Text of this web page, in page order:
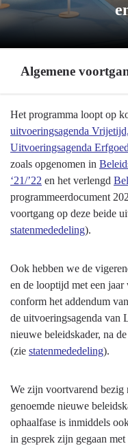
Algemene
Terug
naar
navigatie
Programma
Vrijetijd,
Cultuur,
Erfgoed
Algemene
voortgang
van
Het programma loopt op
uitvoeringsagenda
Uitvoeringsagenda Erfgoed
zoals opgenomen in
‘21/’22 en het verlengd
programmeerdocument
voortgang op deze beide
statenmededeling).
Ook hebben we de
en de looptijd met een
conform het addendum
de uitvoeringsagenda van
nieuwe beleidskader, na
(zie statenmededeling).
We zijn voortvarend bezig
genoemde nieuwe
ophaalfase is inmiddels
in gesprek zijn gegaan